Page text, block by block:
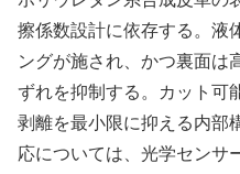
擦係数設計に依存する。液
ングが施され、かつ裏面は
ずれを抑制する。カット可
剥離を最小限に抑える内部
応については、光学センサ